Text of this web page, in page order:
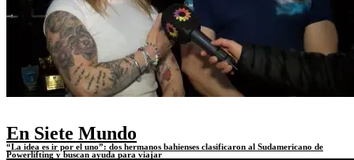
En Siete Mundo
“La idea es ir por el uno”: dos hermanos bahienses clasificaron al Sudamericano de
Powerlifting y buscan ayuda para viajar